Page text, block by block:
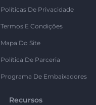
Políticas De Privacidade
Termos E Condições
Mapa Do Site
Política De Parceria
Programa De Embaixadores
Recursos